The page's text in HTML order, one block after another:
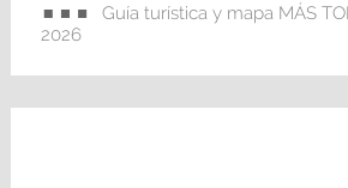
Guía turística y mapa MÁS
2026